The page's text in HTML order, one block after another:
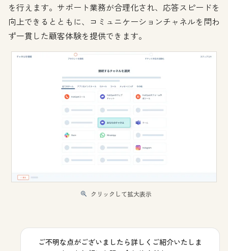
を行えます。サポート業務が合理化され、応答スピードを
向上できるとともに、コミュニケーションチャネルを問わ
ず一貫した顧客体験を提供できます。
クリックして拡大表示
ご不明な点がございましたら詳しくご紹介いたしま